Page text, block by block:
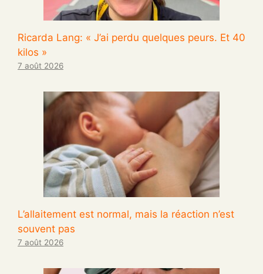
Ricarda Lang: « J’ai perdu quelques peurs. Et 40
kilos »
7 août 2026
L’allaitement est normal, mais la réaction n’est
souvent pas
7 août 2026